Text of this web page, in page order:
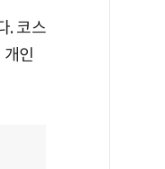
. 코스
인